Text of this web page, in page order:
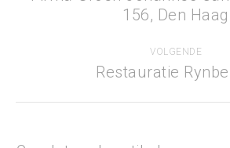
Vorig
bericht
156, Den Haag
VOLGENDE
Volgend
Restauratie